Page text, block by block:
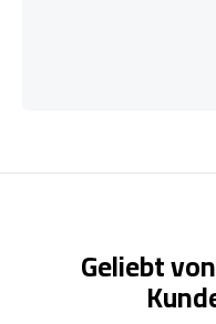
Geliebt